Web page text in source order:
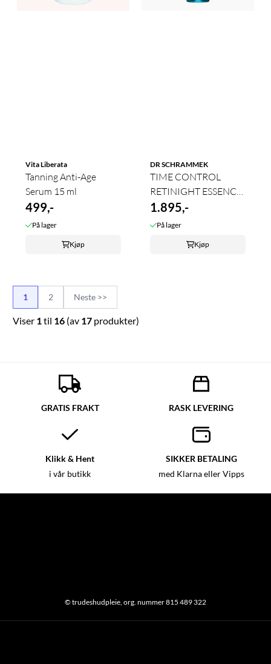
Vita Liberata
Tanning Anti-Age
Serum 15 ml
499,-
På lager
Kjøp
DR SCHRAMMEK
TIME CONTROL
RETINIGHT ESSENCE
30 ML
1.895,-
På lager
Kjøp
1 2 Neste >>
Viser 1til 16 (av 17 produkter)
GRATIS FRAKT RASK LEVERING
Klikk & Hent
i vår butikk
SIKKER BETALING
med Klarna eller Vipps
© trudeshudpleie, org. nummer 815 489 322